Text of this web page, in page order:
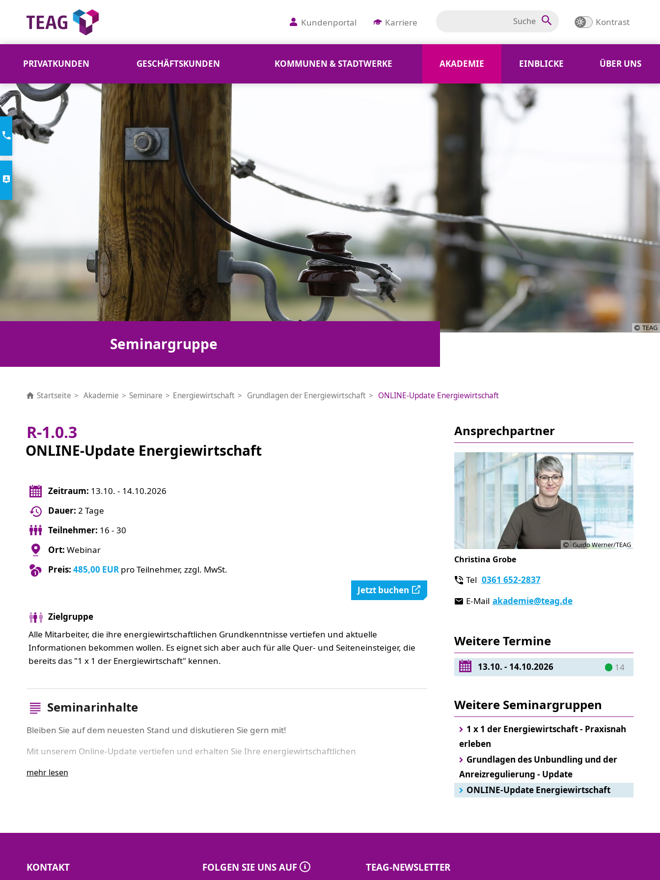
Kundenportal Karriere Kontrast
PRIVATKUNDEN GESCHÄFTSKUNDEN KOMMUNEN & STADTWERKE AKADEMIE EINBLICKE ÜBER UNS
TEAG
Seminargruppe
Startseite Akademie Seminare Energiewirtschaft Grundlagen der Energiewirtschaft ONLINE-Update Energiewirtschaft
R-1.0.3
ONLINE-Update Energiewirtschaft
Zeitraum: 13.10. - 14.10.2026
Dauer: 2 Tage
Teilnehmer: 16 - 30
Ort: Webinar
Preis: 485,00 EUR pro Teilnehmer, zzgl. MwSt.
Jetzt buchen
Zielgruppe
Alle Mitarbeiter, die ihre energiewirtschaftlichen Grundkenntnisse vertiefen und aktuelle
Informationen bekommen wollen. Es eignet sich aber auch für alle Quer- und Seiteneinsteiger, die
bereits das "1 x 1 der Energiewirtschaft" kennen.
Seminarinhalte
Bleiben Sie auf dem neuesten Stand und diskutieren Sie gern mit!
Mit unserem Online-Update vertiefen und erhalten Sie Ihre energiewirtschaftlichen
zu haben.
Wo steht die Energiewirtschaft Mitte des Jahrzehnts?
Neue Anreizregulierungs- und Netzentgeltsystematik – wie und warum?
Energiehandel, Energiebeschaffung – ein Praxisbericht, dynamische Tarife
mehr lesen
Ansprechpartner
Guido Werner/TEAG
Christina Grobe
Tel 0361 652-2837
E-Mail akademie@teag.de
Weitere Termine
13.10. - 14.10.2026 14
Weitere Seminargruppen
1 x 1 der Energiewirtschaft - Praxisnah
erleben
Grundlagen des Unbundling und der
Anreizregulierung - Update
ONLINE-Update Energiewirtschaft
KONTAKT FOLGEN SIE UNS AUF TEAG-NEWSLETTER